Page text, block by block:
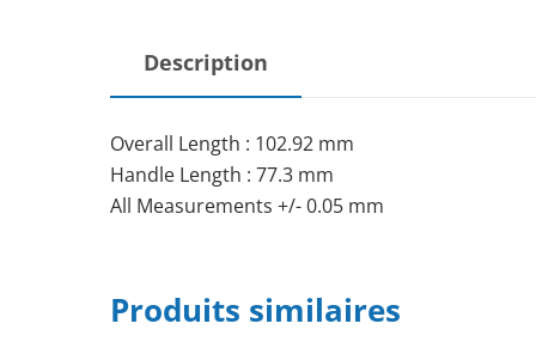
Description
Overall Length : 102.92 mm
Handle Length : 77.3 mm
All Measurements +/- 0.05 mm
Produits similaires